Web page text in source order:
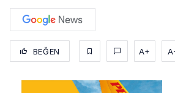
BEĞEN A+